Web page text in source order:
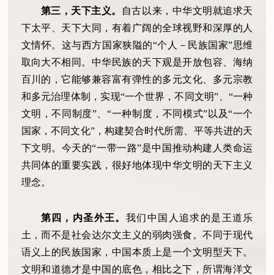
第三，天下主义。
自古以来，中华文明就追求天
下太平、天下大同，有着广阔的全球视野和深厚的人
文情怀。这与西方国家狭隘的“个人－民族国家”思维
取向大不相同。中华民族的天下观是开放包容、海纳
百川的，它能够兼容富有弹性的多元文化、多元宗教
和多元治理体制，实现“一个世界，不同文明”、“一种
文明，不同制度”、“一种制度，不同模式”以及“一个
国家，不同文化”，构建契合时代所需、平等共进的天
下文明。今天的“一带一路”是中国推动构建人类命运
共同体的重要实践，很好地体现中华文明的天下主义
理念。
第四，内圣外王。 我们中国人追求的是王道乐
土，而不是社会达尔文主义的弱肉强食。不同于现代
语义上的民族国家，中国本质上是一个文明型天下。
文明和道德才是中国的底色，相比之下，所谓海洋文